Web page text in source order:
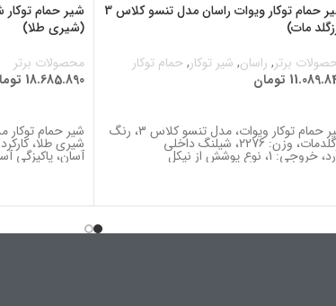
شیر حمام توکار ویوات راسان مدل تنسو کلاس 3
مات)
برتر, راسان, شیر توکار, حمام توکار
تومان
شیر حمام توکار ویوات، مدل تنسو کلاس 3، رنگ
رزگلدمات، وزن: 2276، شیلنگ داخلی
خروجی: 1، نوع پوشش از نیکل
(شیری طلا)
محصولات برتر
18.685.890
شیری طلا،
آسان، پاکیزگی